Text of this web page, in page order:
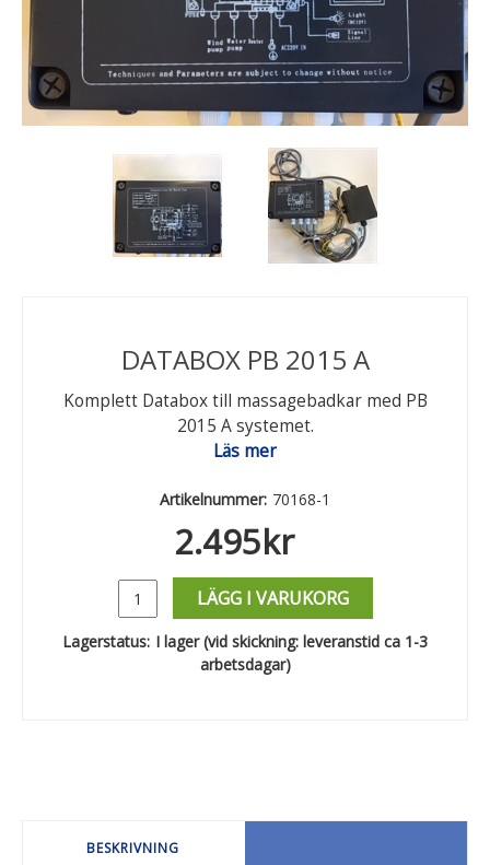
DATABOX PB 2015 A
Komplett Databox till massagebadkar med PB
2015 A systemet.
Läs mer
Artikelnummer: 70168-1
2.495kr
LÄGG I VARUKORG
Lagerstatus: I lager (vid skickning: leveranstid ca 1-3
arbetsdagar)
BESKRIVNING